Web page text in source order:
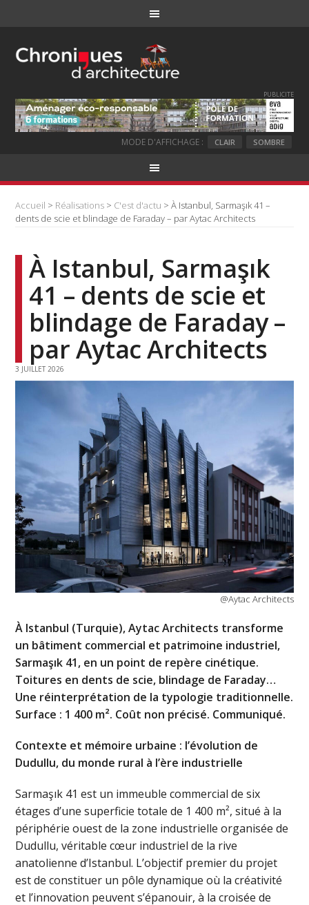
PUBLICITE
MODE D'AFFICHAGE : CLAIR SOMBRE
Accueil > Réalisations > C'est d'actu > À Istanbul, Sarmaşık 41 –
dents de scie et blindage de Faraday – par Aytac Architects
À Istanbul, Sarmaşık
41 – dents de scie et
blindage de Faraday –
par Aytac Architects
3 JUILLET 2026
@Aytac Architects
À Istanbul (Turquie), Aytac Architects transforme
un bâtiment commercial et patrimoine industriel,
Sarmaşık 41, en un point de repère cinétique.
Toitures en dents de scie, blindage de Faraday…
Une réinterprétation de la typologie traditionnelle.
Surface : 1 400 m². Coût non précisé. Communiqué.
Contexte et mémoire urbaine : l’évolution de
Dudullu, du monde rural à l’ère industrielle
Sarmaşık 41 est un immeuble commercial de six
étages d’une superficie totale de 1 400 m², situé à la
périphérie ouest de la zone industrielle organisée de
Dudullu, véritable cœur industriel de la rive
anatolienne d’Istanbul. L’objectif premier du projet
est de constituer un pôle dynamique où la créativité
et l’innovation peuvent s’épanouir, à la croisée de